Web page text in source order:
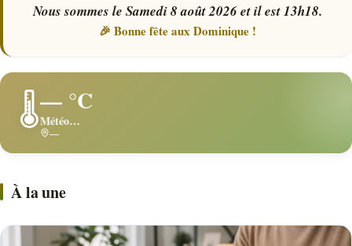
Nous sommes le Samedi 8 août 2026 et il est 13h18.
🎉 Bonne fête aux Dominique !
🌡️— °C
Météo…
—
À la une